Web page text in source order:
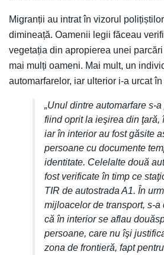
Migranții au intrat în vizorul
dimineață. Oamenii legii făceau
vegetația din apropierea unei
mai mulți oameni. Mai mult, un
automarfarelor, iar ulterior i-a urcat în
„Unul dintre automarfare s-
fiind oprit la ieşirea din ţară,
iar în interior au fost găsite
persoane cu documente
identitate. Celelalte două
fost verificate în timp ce
TIR de autostrada A1. În
mijloacelor de transport, s-a
că în interior se aflau
persoane, care nu îşi
zona de frontieră, fapt